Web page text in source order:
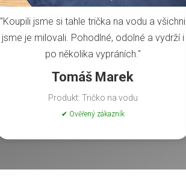
"Koupili jsme si tahle trička na vodu a všichni
jsme je milovali. Pohodlné, odolné a vydrží i
po několika vypráních."
Tomáš Marek
Produkt: Tričko na vodu
✔ Ověřený zákazník